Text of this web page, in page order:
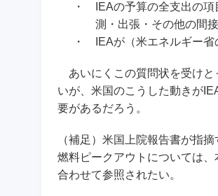
・
IEAの予算の全支出の
測・出張・その他の間
・
IEAが（米エネルギー
あいにくこの質問状を受けと
いが、米国のこうした動きが
要があるだろう。
（補足）米国上院報告書が指
燃料ピークアウトについては
合わせて参照されたい。